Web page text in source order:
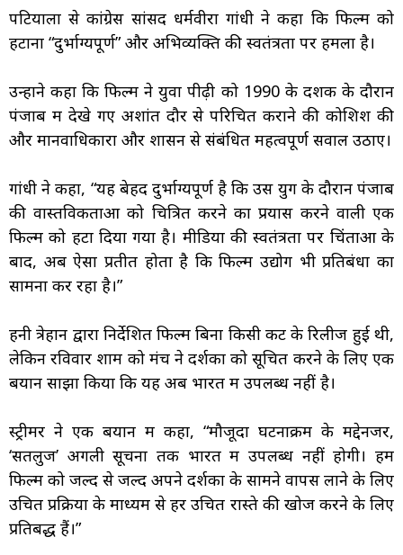
पटियाला से कांग्रेस सांसद धर्मवीरा गांधी ने कहा कि फिल्म को
हटाना “दुर्भाग्यपूर्ण” और अभिव्यक्ति की स्वतंत्रता पर हमला है।
उन्होंने कहा कि फिल्म ने युवा पीढ़ी को 1990 के दशक के दौरान
पंजाब में देखे गए अशांत दौर से परिचित कराने की कोशिश की
और मानवाधिकारों और शासन से संबंधित महत्वपूर्ण सवाल उठाए।
गांधी ने कहा, “यह बेहद दुर्भाग्यपूर्ण है कि उस युग के दौरान पंजाब
की वास्तविकताओं को चित्रित करने का प्रयास करने वाली एक
फिल्म को हटा दिया गया है। मीडिया की स्वतंत्रता पर चिंताओं के
बाद, अब ऐसा प्रतीत होता है कि फिल्म उद्योग भी प्रतिबंधों का
सामना कर रहा है।”
हनी त्रेहान द्वारा निर्देशित फिल्म बिना किसी कट के रिलीज हुई थी,
लेकिन रविवार शाम को मंच ने दर्शकों को सूचित करने के लिए एक
बयान साझा किया कि यह अब भारत में उपलब्ध नहीं है।
स्ट्रीमर ने एक बयान में कहा, “मौजूदा घटनाक्रम के मद्देनजर,
‘सतलुज’ अगली सूचना तक भारत में उपलब्ध नहीं होगी। हम
फिल्म को जल्द से जल्द अपने दर्शकों के सामने वापस लाने के लिए
उचित प्रक्रिया के माध्यम से हर उचित रास्ते की खोज करने के लिए
प्रतिबद्ध हैं।”